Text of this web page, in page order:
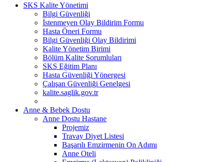
SKS Kalite Yönetimi
Bilgi Güvenliği
İstenmeyen Olay Bildirim Formu
Hasta Öneri Formu
Bilgi Güvenliği Olay Bildirimi
Kalite Yönetim Birimi
Bölüm Kalite Sorumluları
SKS Eğitim Planı
Hasta Güvenliği Yönergesi
Çalışan Güvenliği Genelgesi
kalite.saglik.gov.tr
Anne & Bebek Dostu
Anne Dostu Hastane
Projemiz
Travay Diyet Listesi
Başarılı Emzirmenin On Adımı
Anne Oteli